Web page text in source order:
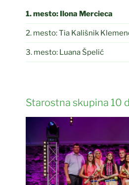
1. mesto: Ilona Mercieca
2. mesto: Tia Kališnik
3. mesto: Luana Špelić
Starostna skupina 10